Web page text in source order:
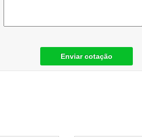
Enviar cotação